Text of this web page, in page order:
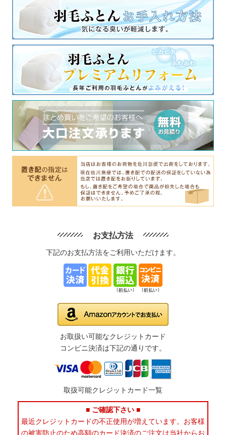
お支払方法
下記のお支払方法をご利用いただけます。
お取扱い可能なクレジットカード
コンビニ決済は下記の通りです。
取扱可能クレジットカード一覧
■ ご確認下さい ■
最近クレジットカードの不正使用が増えています。お客様
の被害防止のため高額のカード決済のご注文は当社からお